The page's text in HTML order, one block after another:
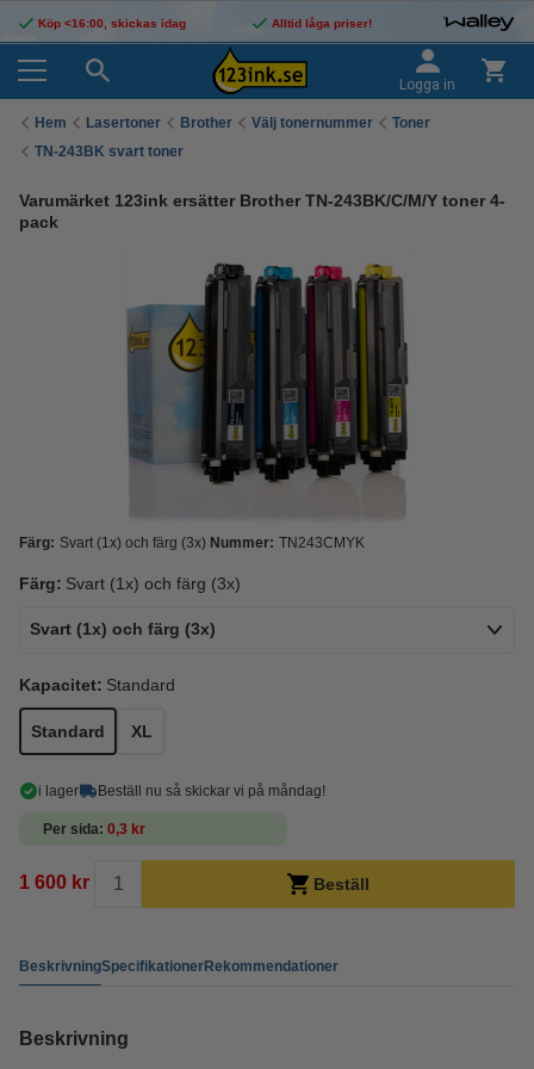
Köp <16:00, skickas idag Alltid låga priser!
Logga in
Hem Lasertoner Brother Välj tonernummer
Toner
TN-243BK svart toner
Varumärket 123ink ersätter Brother TN-243BK/C/M/Y toner 4-
pack
Färg: Svart (1x) och färg (3x) Nummer: TN243CMYK
Färg: Svart (1x) och färg (3x)
Svart (1x) och färg (3x)
Kapacitet: Standard
Standard XL
i lager Beställ nu så skickar vi på måndag!
Per sida 0,3 kr
1 600 kr Beställ
BeskrivningSpecifikationerRekommendationer
Beskrivning